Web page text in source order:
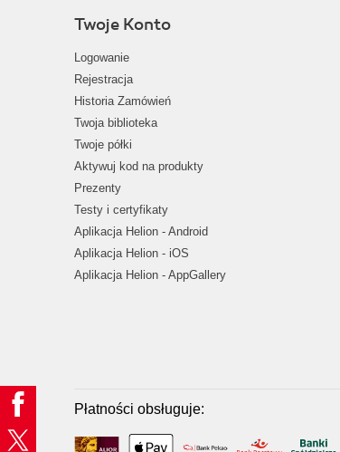
Twoje Konto
Logowanie
Rejestracja
Historia Zamówień
Twoja biblioteka
Twoje półki
Aktywuj kod na produkty
Prezenty
Testy i certyfikaty
Aplikacja Helion - Android
Aplikacja Helion - iOS
Aplikacja Helion - AppGallery
Płatności obsługuje: